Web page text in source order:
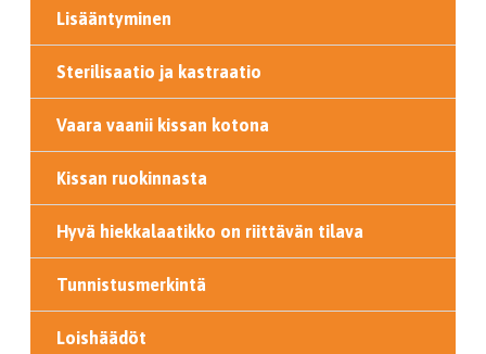
Lisääntyminen
Sterilisaatio ja kastraatio
Vaara vaanii kissan kotona
Kissan ruokinnasta
Hyvä hiekkalaatikko on riittävän tilava
Tunnistusmerkintä
Loishäädöt